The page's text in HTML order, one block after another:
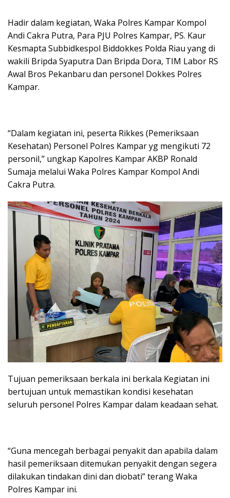
Hadir dalam kegiatan, Waka Polres Kampar Kompol
Andi Cakra Putra, Para PJU Polres Kampar, PS. Kaur
Kesmapta Subbidkespol Biddokkes Polda Riau yang di
wakili Bripda Syaputra Dan Bripda Dora, TIM Labor RS
Awal Bros Pekanbaru dan personel Dokkes Polres
Kampar.
“Dalam kegiatan ini, peserta Rikkes (Pemeriksaan
Kesehatan) Personel Polres Kampar yg mengikuti 72
personil,” ungkap Kapolres Kampar AKBP Ronald
Sumaja melalui Waka Polres Kampar Kompol Andi
Cakra Putra.
Tujuan pemeriksaan berkala ini berkala Kegiatan ini
bertujuan untuk memastikan kondisi kesehatan
seluruh personel Polres Kampar dalam keadaan sehat.
“Guna mencegah berbagai penyakit dan apabila dalam
hasil pemeriksaan ditemukan penyakit dengan segera
dilakukan tindakan dini dan diobati” terang Waka
Polres Kampar ini.